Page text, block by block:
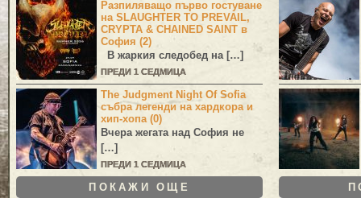
Разпиляващо първо гостуване
на SLAUGHTER TO PREVAIL,
CRYPTA & CHAINED SAINT в
София (2)
В жаркия следобед на […]
ПРЕДИ 1 СЕДМИЦА
The Judgment Night Of Sofia
събра легенди на хардкора и
хип-хопа (0)
Вчера жегата над София не
[…]
ПРЕДИ 1 СЕДМИЦА
ПОКАЖИ ОЩЕ